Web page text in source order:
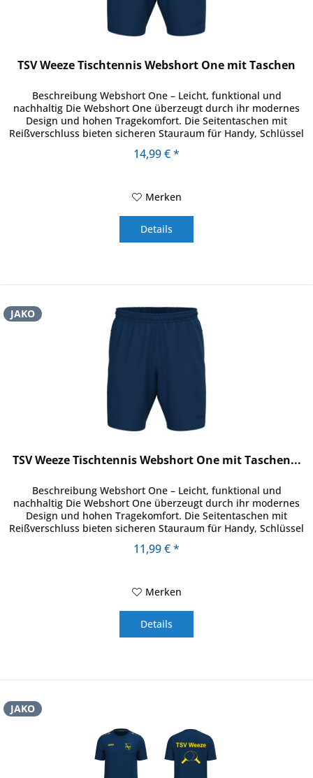
TSV Weeze Tischtennis Webshort One mit Taschen
Beschreibung Webshort One – Leicht, funktional und
nachhaltig Die Webshort One überzeugt durch ihr modernes
Design und hohen Tragekomfort. Die Seitentaschen mit
Reißverschluss bieten sicheren Stauraum für Handy, Schlüssel
14,99 € *
Merken
Details
JAKO
TSV Weeze Tischtennis Webshort One mit Taschen...
Beschreibung Webshort One – Leicht, funktional und
nachhaltig Die Webshort One überzeugt durch ihr modernes
Design und hohen Tragekomfort. Die Seitentaschen mit
Reißverschluss bieten sicheren Stauraum für Handy, Schlüssel
11,99 € *
Merken
Details
JAKO